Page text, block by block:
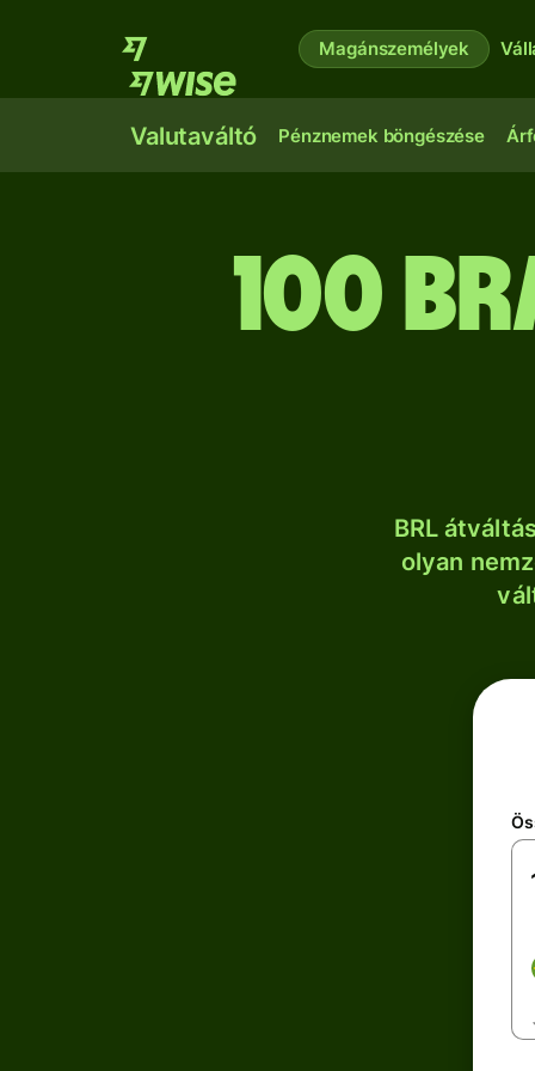
Magánszemélyek
Valutaváltó Pénznemek böngészése
100
BRL
olyan